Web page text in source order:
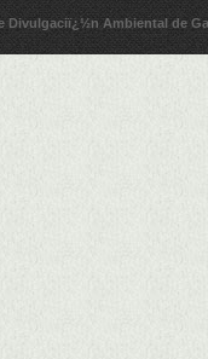
Divulgaciï¿½n Ambiental de